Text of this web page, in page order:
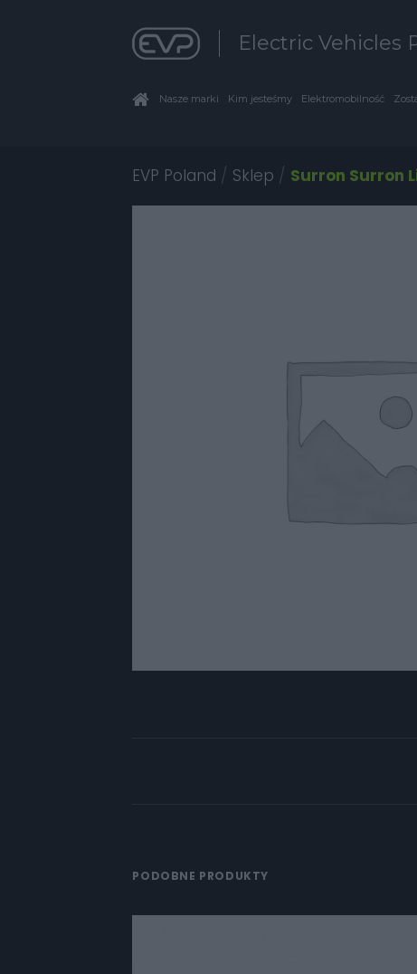
Electric Vehicles
Nasze marki Kim jesteśmy Elektromobilność
EVP Poland / Sklep / Surron Surron
PODOBNE PRODUKTY